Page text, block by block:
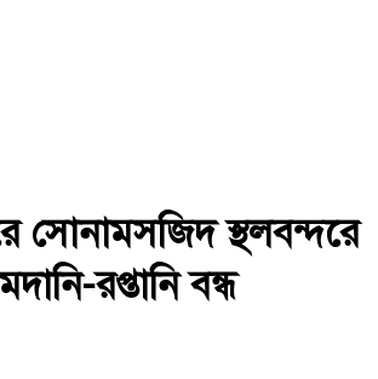
সোনামসজিদ স্থলবন্দরে
রপ্তানি বন্ধ